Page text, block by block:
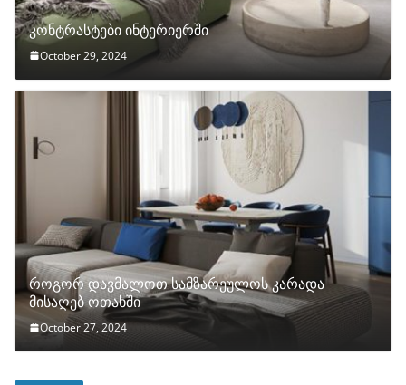
კონტრასტები ინტერიერში
October 29, 2024
როგორ დავმალოთ სამზარეულოს კარადა
მისაღებ ოთახში
October 27, 2024